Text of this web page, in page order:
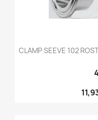
CLAMP SEEVE 102